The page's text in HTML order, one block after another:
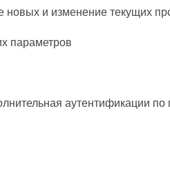
новых и изменение текущих
параметров
аутентификации по